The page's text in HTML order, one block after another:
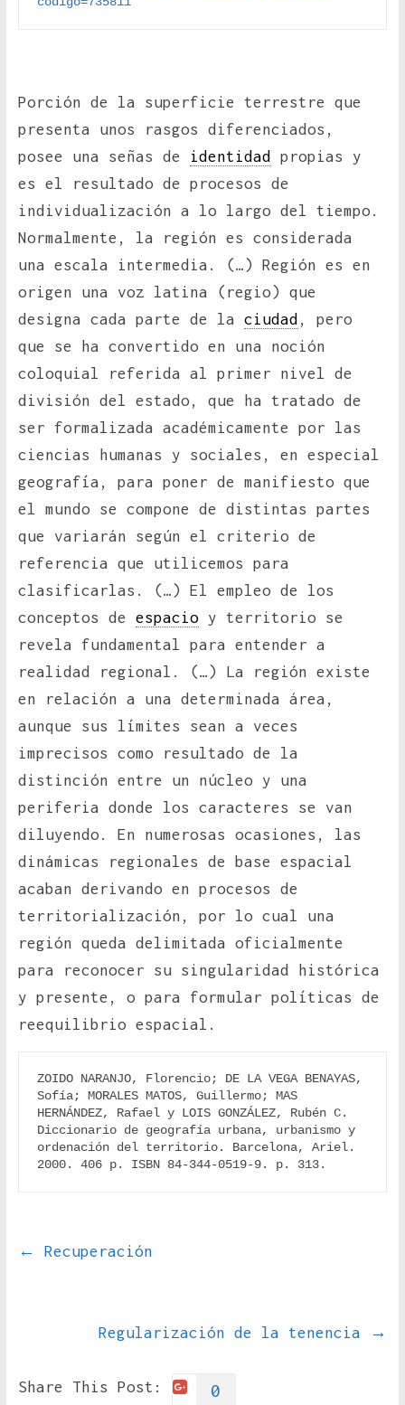
Porción de la superficie terrestre que
presenta unos rasgos diferenciados,
posee una señas de
identidad
propias y
es el resultado de procesos de
individualización a lo largo del tiempo.
Normalmente, la región es considerada
una escala intermedia. (…) Región es en
origen una voz latina (regio) que
designa cada parte de la ciudad , pero
que se ha convertido en una noción
coloquial referida al primer nivel de
división del estado, que ha tratado de
ser formalizada académicamente por las
ciencias humanas y sociales, en especial
geografía, para poner de manifiesto que
el mundo se compone de distintas partes
que variarán según el criterio de
referencia que utilicemos para
clasificarlas. (…) El empleo de los
conceptos de espacioy territorio se
revela fundamental para entender a
realidad regional. (…) La región existe
en relación a una determinada área,
aunque sus límites sean a veces
imprecisos como resultado de la
distinción entre un núcleo y una
periferia donde los caracteres se van
diluyendo. En numerosas ocasiones, las
dinámicas regionales de base espacial
acaban derivando en procesos de
territorialización, por lo cual una
región queda delimitada oficialmente
para reconocer su singularidad histórica
y presente, o para formular políticas de
reequilibrio espacial.
ZOIDO NARANJO, Florencio; DE LA VEGA BENAYAS,
Sofía; MORALES MATOS, Guillermo; MAS
HERNÁNDEZ, Rafael y LOIS GONZÁLEZ, Rubén C.
Diccionario de geografía urbana, urbanismo y
ordenación del territorio. Barcelona, Ariel.
2000. 406 p. ISBN 84-344-0519-9. p. 313.
← Recuperación
Regularización de la tenencia →
Share This Post: 0